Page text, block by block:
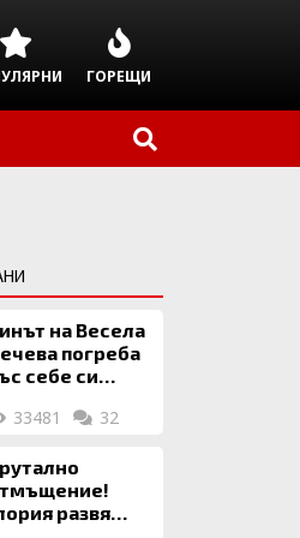
ГОРЕЩИ
на Весела
погреба
себе си
евро
33481 32
развя